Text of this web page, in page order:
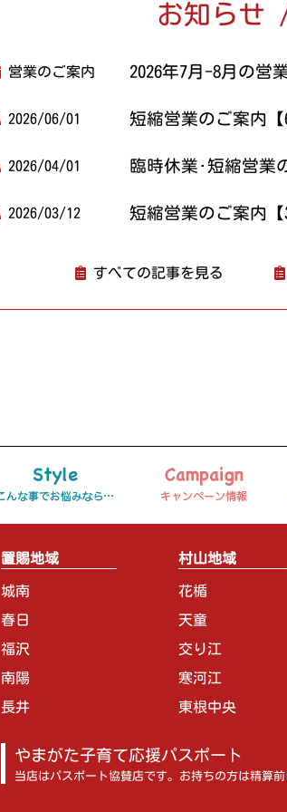
お知らせ
営業のご案内 2026年7月-8月の営
2026/06/01 短縮営業のご案内【
2026/04/01 臨時休業･短縮営業
2026/03/12 短縮営業のご案内【
すべての記事を見る
置賜地域
城南
春日
福沢
南陽
長井
村山地域
花楯
天童
交り江
寒河江
東根中央
やまがた子育て応援パスポート
当店はパスポート協賛店です。お持ちの方は精算前